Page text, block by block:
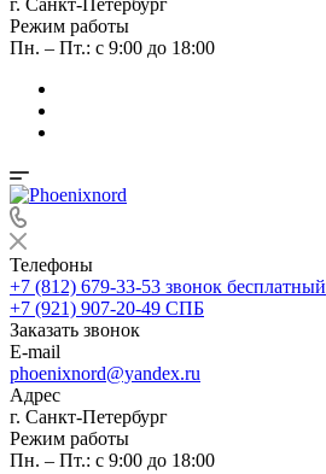
г. Санкт-Петербург
Режим работы
Пн. – Пт.: с 9:00 до 18:00
Телефоны
+7 (812) 679-33-53 звонок бесплатный
+7 (921) 907-20-49 СПБ
Заказать звонок
E-mail
phoenixnord@yandex.ru
Адрес
г. Санкт-Петербург
Режим работы
Пн. – Пт.: с 9:00 до 18:00